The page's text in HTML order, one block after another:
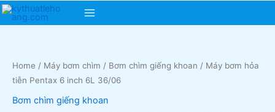
Skip
Main
Home / Máy bơm chìm / Bơm chìm giếng khoan / Máy bơm hỏa
tiễn Pentax 6 inch 6L 36/06
Bơm chìm giếng khoan